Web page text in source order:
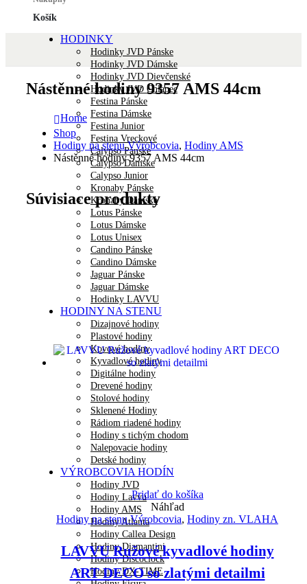
Košík
HODINKY
Hodinky JVD Pánske
Hodinky JVD Dámske
Hodinky JVD Dievčenské
Hodinky JVD Chlapec
Festina Pánske
Festina Dámske
Festina Junior
Festina Vreckové
Calypso Pánske
Calypso Dámske
Calypso Junior
Kronaby Pánske
Kronaby Dámske
Lotus Pánske
Lotus Dámske
Lotus Unisex
Candino Pánske
Candino Dámske
Jaguar Pánske
Jaguar Dámske
Hodinky LAVVU
HODINY NA STENU
Dizajnové hodiny
Plastové hodiny
Kovové hodiny
Kyvadlové hodiny
Digitálne hodiny
Drevené hodiny
Stolové hodiny
Sklenené Hodiny
Rádiom riadené hodiny
Hodiny s tichým chodom
Nalepovacie hodiny
Detské hodiny
VÝROBCOVIA HODÍN
Hodiny JVD
Hodiny Lavvu
Hodiny AMS
Hodiny Atlanta
Hodiny Callea Design
Hodiny Diamantini
Hodiny Discoclock
Hodiny DX-TIME
Nástěnné hodiny 9357 AMS 44cm
Home
Shop
Hodiny na stenu Výrobcovia, Hodiny AMS
Nástěnné hodiny 9357 AMS 44cm
Súvisiace produkty
Pridať do košíka
Náhľad
Hodiny na stenu Výrobcovia, Hodiny zn. VLAHA
LAVVU Ružové kyvadlové hodiny
ART DECO so zlatými detailmi